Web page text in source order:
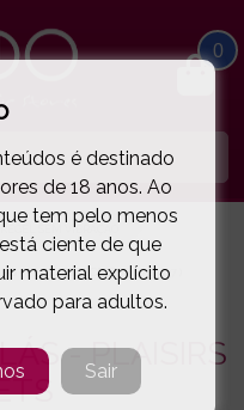
0
KEGEL SEM VIBRAÇÃO
- PLAISIRS SECRETS( 44-23437 )
- PLAISIRS
é destinado
de 18 anos. Ao
tem pelo menos
ciente de que
material explícito
para adultos.
Sair